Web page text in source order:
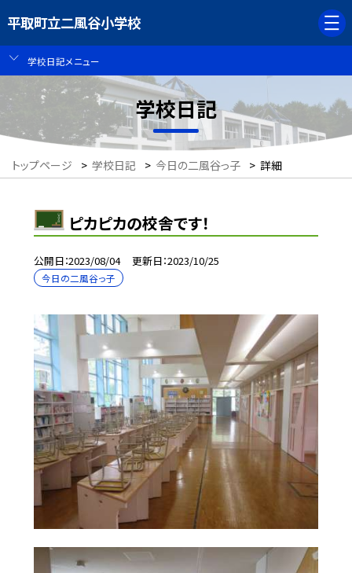
平取町立二風谷小学校
学校日記メニュー
学校日記
トップページ > 学校日記 > 今日の二風谷っ子 > 詳細
ピカピカの校舎です！
公開日 2023/08/04 更新日 2023/10/25
今日の二風谷っ子